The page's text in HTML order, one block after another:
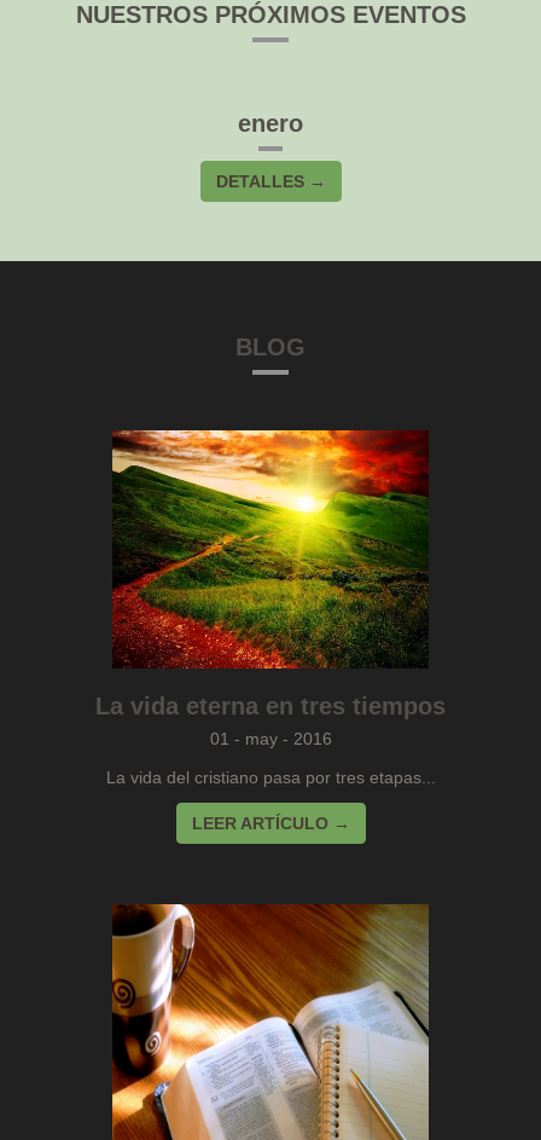
NUESTROS PRÓXIMOS EVENTOS
enero
DETALLES →
BLOG
La vida eterna en tres tiempos
01 - may - 2016
La vida del cristiano pasa por tres etapas...
LEER ARTÍCULO →